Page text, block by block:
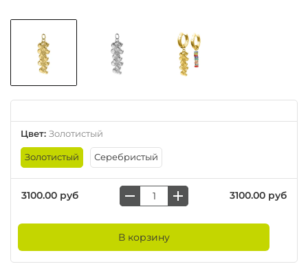
Цвет: Золотистый
Золотистый Серебристый
3100.00 руб 3100.00 руб
В корзину